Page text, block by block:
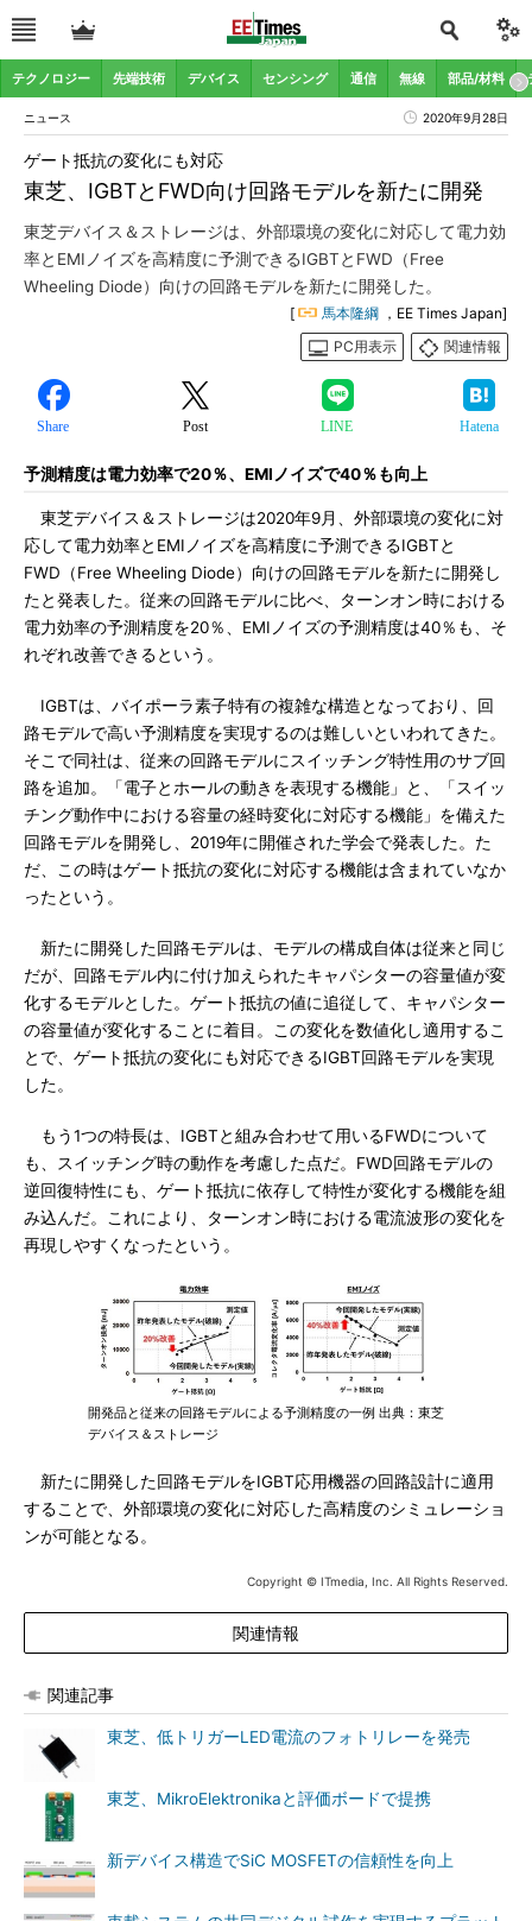
テクノロジー 先端技術 デバイス センシング 通信 無線 部品/材料
ニュース 2020年9月28日
東芝、IGBTとFWD向け回路モデルを新たに開発
ゲート抵抗の変化にも対応
東芝デバイス＆ストレージは、外部環境の変化に対応して電力効
率とEMIノイズを高精度に予測できるIGBTとFWD（Free
Wheeling Diode）向けの回路モデルを新たに開発した。
[ 馬本隆綱 ，EE Times Japan]
PC用表示
関連情報
Share Post LINE Hatena
予測精度は電力効率で20％、EMIノイズで40％も向上
東芝デバイス＆ストレージは2020年9月、外部環境の変化に対
応して電力効率とEMIノイズを高精度に予測できるIGBTと
FWD（Free Wheeling Diode）向けの回路モデルを新たに開発し
たと発表した。従来の回路モデルに比べ、ターンオン時における
電力効率の予測精度を20％、EMIノイズの予測精度は40％も、そ
れぞれ改善できるという。
IGBTは、バイポーラ素子特有の複雑な構造となっており、回
路モデルで高い予測精度を実現するのは難しいといわれてきた。
そこで同社は、従来の回路モデルにスイッチング特性用のサブ回
路を追加。「電子とホールの動きを表現する機能」と、「スイッ
チング動作中における容量の経時変化に対応する機能」を備えた
回路モデルを開発し、2019年に開催された学会で発表した。た
だ、この時はゲート抵抗の変化に対応する機能は含まれていなか
ったという。
新たに開発した回路モデルは、モデルの構成自体は従来と同じ
だが、回路モデル内に付け加えられたキャパシターの容量値が変
化するモデルとした。ゲート抵抗の値に追従して、キャパシター
の容量値が変化することに着目。この変化を数値化し適用するこ
とで、ゲート抵抗の変化にも対応できるIGBT回路モデルを実現
した。
もう1つの特長は、IGBTと組み合わせて用いるFWDについて
も、スイッチング時の動作を考慮した点だ。FWD回路モデルの
逆回復特性にも、ゲート抵抗に依存して特性が変化する機能を組
み込んだ。これにより、ターンオン時における電流波形の変化を
再現しやすくなったという。
開発品と従来の回路モデルによる予測精度の一例 出典：東芝
デバイス＆ストレージ
新たに開発した回路モデルをIGBT応用機器の回路設計に適用
することで、外部環境の変化に対応した高精度のシミュレーショ
ンが可能となる。
Copyright © ITmedia, Inc. All Rights Reserved.
関連情報
関連記事
東芝、低トリガーLED電流のフォトリレーを発売
東芝、MikroElektronikaと評価ボードで提携
新デバイス構造でSiC MOSFETの信頼性を向上